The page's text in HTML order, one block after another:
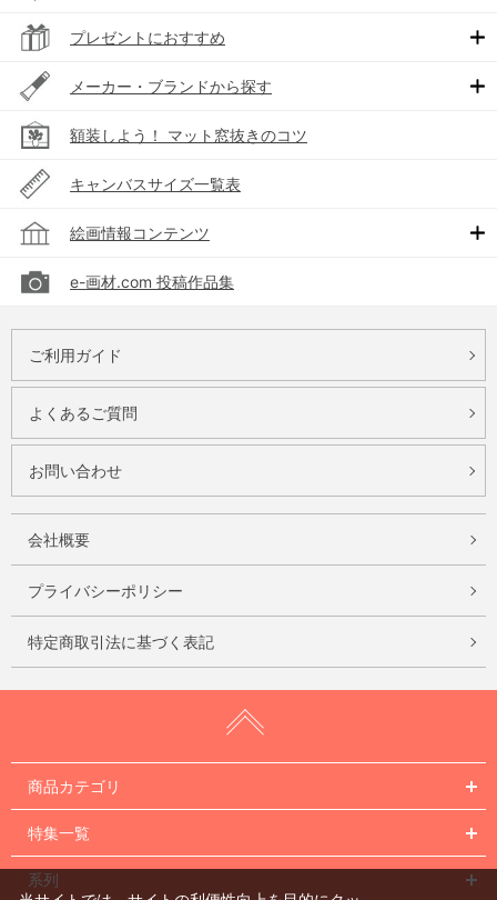
プレゼントにおすすめ
メーカー・ブランドから探す
額装しよう！ マット窓抜きのコツ
キャンバスサイズ一覧表
絵画情報コンテンツ
e-画材.com 投稿作品集
ご利用ガイド
よくあるご質問
お問い合わせ
会社概要
プライバシーポリシー
特定商取引法に基づく表記
商品カテゴリ
特集一覧
系列